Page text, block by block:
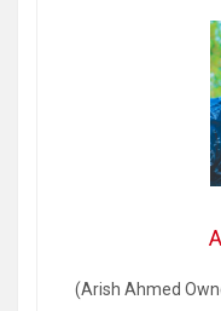
(Arish Ahmed